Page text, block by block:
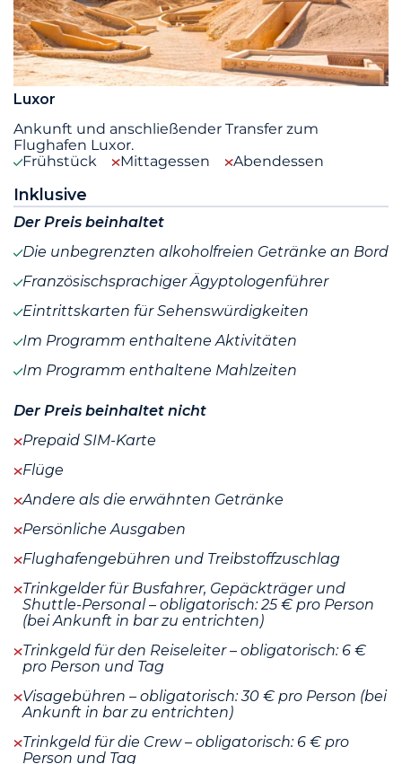
Luxor
Ankunft und anschließender Transfer zum
Flughafen Luxor.
Frühstück
Mittagessen Abendessen
Inklusive
Der Preis beinhaltet
Die unbegrenzten alkoholfreien Getränke an Bord
Französischsprachiger Ägyptologenführer
Eintrittskarten für Sehenswürdigkeiten
Im Programm enthaltene Aktivitäten
Im Programm enthaltene Mahlzeiten
Der Preis beinhaltet nicht
Prepaid SIM-Karte
Flüge
Andere als die erwähnten Getränke
Persönliche Ausgaben
Flughafengebühren und Treibstoffzuschlag
Trinkgelder für Busfahrer, Gepäckträger und
Shuttle-Personal – obligatorisch: 25 € pro Person
(bei Ankunft in bar zu entrichten)
Trinkgeld für den Reiseleiter – obligatorisch: 6 €
pro Person und Tag
Visagebühren – obligatorisch: 30 € pro Person (bei
Ankunft in bar zu entrichten)
Trinkgeld für die Crew – obligatorisch: 6 € pro
Person und Tag